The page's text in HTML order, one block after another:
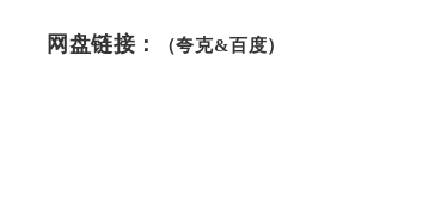
网盘链接： （夸克&百度）